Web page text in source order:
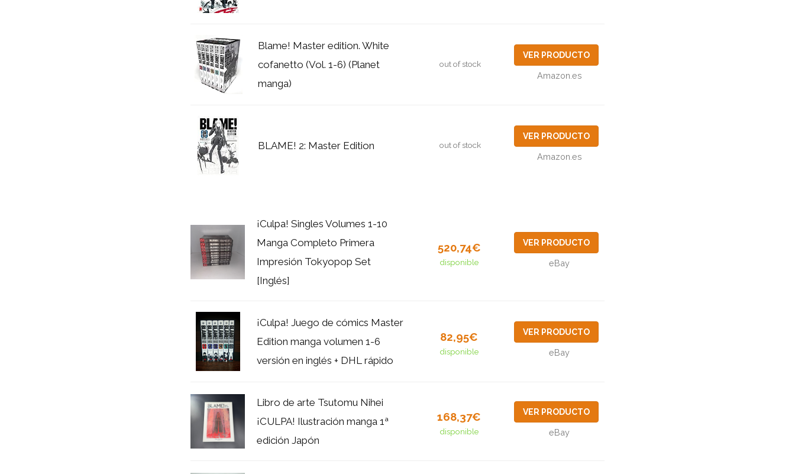
Blame! Master edition. White
cofanetto (Vol. 1-6) (Planet
manga)
out of stock
VER PRODUCTO
Amazon.es
BLAME! 2: Master Edition out of stock
VER PRODUCTO
Amazon.es
¡Culpa! Singles Volumes 1-10
Manga Completo Primera
Impresión Tokyopop Set
[Inglés]
520,74€
disponible
VER PRODUCTO
eBay
¡Culpa! Juego de cómics Master
Edition manga volumen 1-6
versión en inglés + DHL rápido
82,95€
disponible
VER PRODUCTO
eBay
Libro de arte Tsutomu Nihei
¡CULPA! Ilustración manga 1ª
edición Japón
168,37€
disponible
VER PRODUCTO
eBay